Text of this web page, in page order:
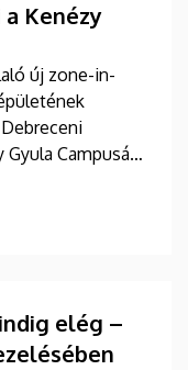
Kenézy
új zone-in-
Campusán.
nyitják meg
elég –